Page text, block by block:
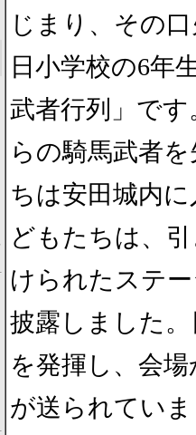
じまり、その
日小学校の6年
武者行列」で
らの騎馬武者
ちは安田城内
どもたちは、
けられたステ
披露しました
を発揮し、会
が送られてい